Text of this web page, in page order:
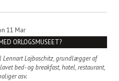
11 Mar
ORLOGSMUSEET?
Lennart Lajboschitz, grundlægger af
bed- og breakfast, hotel, restaurant,
osv.